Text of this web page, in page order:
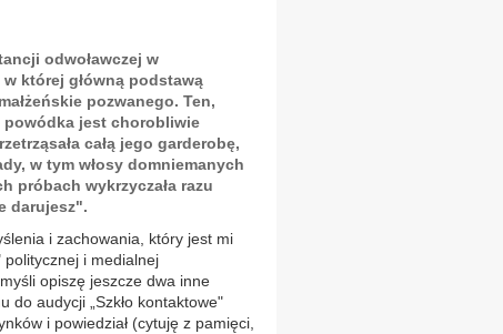
odwoławczej w
której główną podstawą
pozwanego. Ten,
powódka jest chorobliwie
całą jego garderobę,
w tym włosy domniemanych
próbach wykrzyczała razu
darujesz".
i zachowania, który jest mi
politycznej i medialnej
opiszę jeszcze dwa inne
do audycji „Szkło kontaktowe"
i powiedział (cytuję z pamięci,